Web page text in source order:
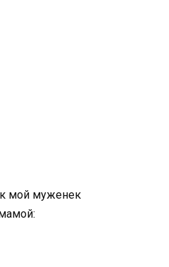
мой муженек